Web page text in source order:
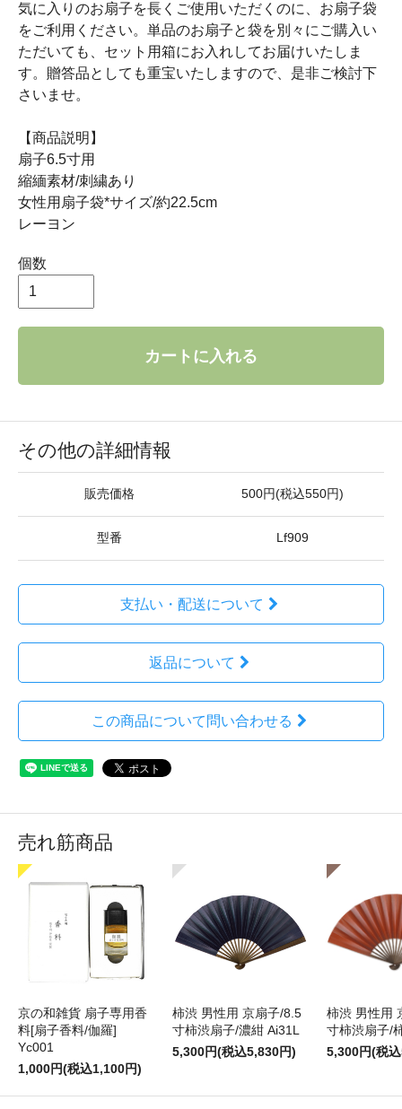
気に入りのお扇子を長くご使用いただくのに、お扇子袋
をご利用ください。単品のお扇子と袋を別々にご購入い
ただいても、セット用箱にお入れしてお届けいたしま
す。贈答品としても重宝いたしますので、是非ご検討下
さいませ。
【商品説明】
扇子6.5寸用
縮緬素材/刺繍あり
女性用扇子袋*サイズ/約22.5cm
レーヨン
個数
カートに入れる
その他の詳細情報
販売価格 500円(税込550円)
型番 Lf909
支払い・配送について
返品について
この商品について問い合わせる
売れ筋商品
京の和雑貨 扇子専用香
料[扇子香料/伽羅]
Yc001
1,000円(税込1,100円)
柿渋 男性用 京扇子/8.5
寸柿渋扇子/濃紺 Ai31L
5,300円(税込5,830円)
柿渋 男性用
寸柿渋扇子/
5,300円(税